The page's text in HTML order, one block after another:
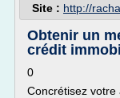
Site : http://
Obtenir un
crédit
0
Concrétisez